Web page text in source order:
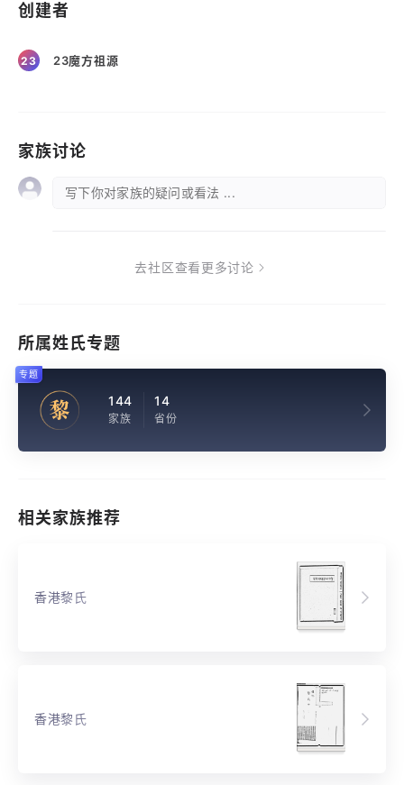
创建者
23 23魔方祖源
家族讨论
写下你对家族的疑问或看法 ...
去社区查看更多讨论
所属姓氏专题
黎 144
家族
14
省份
专题
相关家族推荐
香港黎氏
香港黎氏